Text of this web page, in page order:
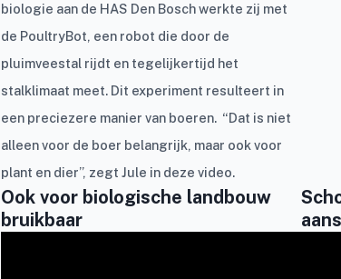
biologie aan de HAS Den Bosch werkte zij met
de PoultryBot, een robot die door de
pluimveestal rijdt en tegelijkertijd het
stalklimaat meet. Dit experiment resulteert in
een preciezere manier van boeren. “Dat is niet
alleen voor de boer belangrijk, maar ook voor
plant en dier”, zegt Jule in deze video.
Ook voor biologische landbouw
bruikbaar